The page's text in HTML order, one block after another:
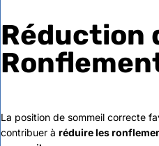
Réduction
La position de sommeil correcte
contribuer à réduire les